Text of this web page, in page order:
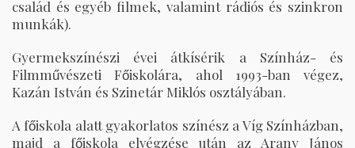
család és egyéb filmek, valamint rádiós és szinkron
munkák).
Gyermekszínészi évei átkísérik a Színház- és
Filmművészeti Főiskolára, ahol 1993-ban végez,
Kazán István és Szinetár Miklós osztályában.
A főiskola alatt gyakorlatos színész a Víg Színházban,
majd a főiskola elvégzése után az Arany János